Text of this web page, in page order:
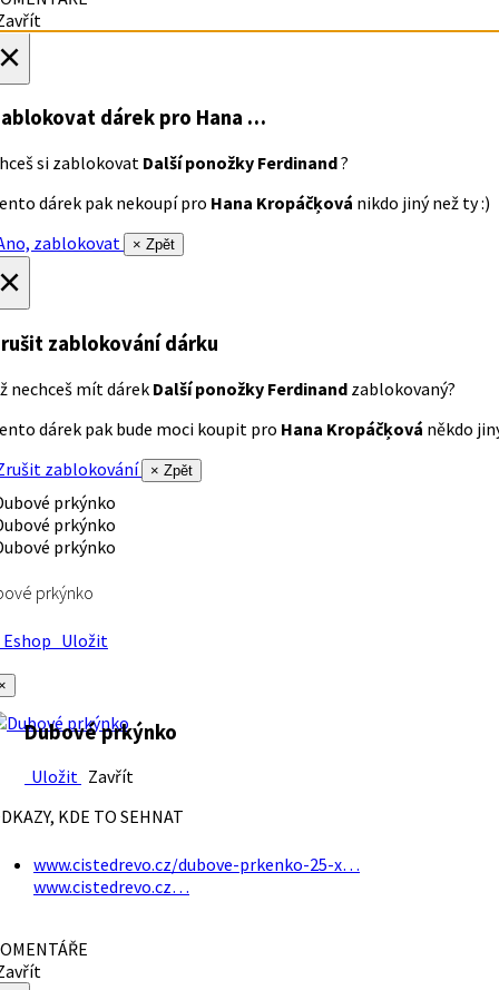
dárek pro Hana …
si zablokovat Další ponožky Ferdinand?
dárek pak nekoupí pro Hana Kropáčķová nikdo jiný než ty :)
zablokovat
× Zpět
zablokování dárku
nechceš mít dárek Další ponožky Ferdinand zablokovaný?
dárek pak bude moci koupit pro Hana Kropáčķová někdo
zablokování
× Zpět
prkýnko
Uložit
Dubové prkýnko
Uložit Zavřít
KDE TO SEHNAT
www.cistedrevo.cz/dubove-prkenko-25-x…
www.cistedrevo.cz…